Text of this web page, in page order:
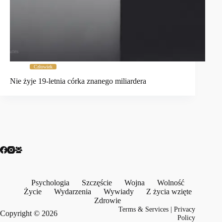
Człowiek
Nie żyje 19-letnia córka znanego miliardera
Psychologia Szczęście Wojna
Wolność
Życie
Wydarzenia Wywiady
Z życia wzięte
Zdrowie
Copyright © 2026
Terms & Services |Privacy
Policy